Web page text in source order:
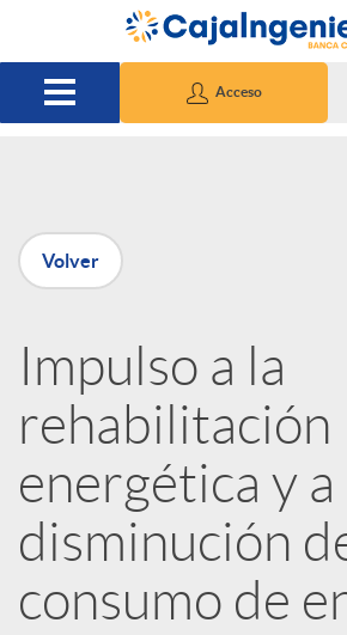
Saltar al contenido principal
Acceso
P
u
b
l
i
c
Volver
Impulso a la
rehabilitación
energética y a
disminución
consumo de